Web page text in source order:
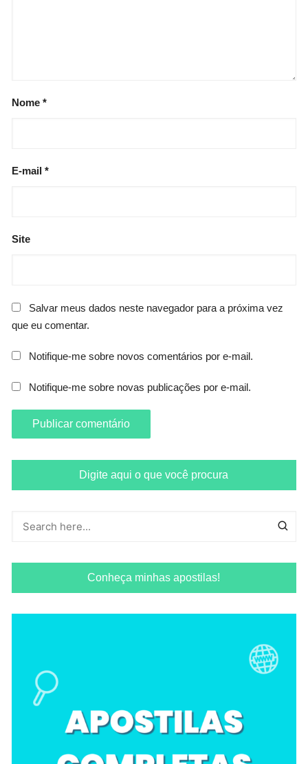
Nome*
E-mail*
Site
Salvar meus dados neste navegador para a próxima vez
que eu comentar.
Notifique-me sobre novos comentários por e-mail.
Notifique-me sobre novas publicações por e-mail.
Digite aqui o que você procura
Conheça minhas apostilas!